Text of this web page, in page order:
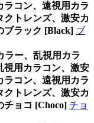
コン、遠視用カラ
クトレンズ、激安カ
ブラック [Black] ブ
ラー、乱視用カラ
視用カラコン、激安
コン、遠視用カラ
クトレンズ、激安カ
チョコ [Choco] チョ